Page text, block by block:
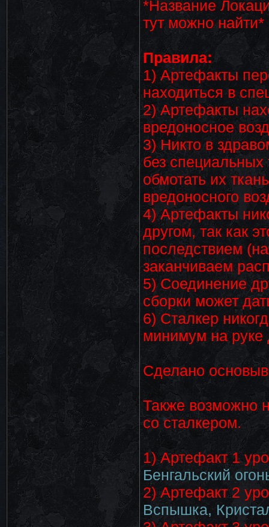
*Название
тут можно найти*
Правила:
1) Артефакты
находиться в
2) Артефакты
вредоносное
3) Никто в
без специальных
обмотать их
вредоносного
4) Артефакты
другом, так как
последствием
заканчиваем
5) Соединение
сборки может
6) Сталкер
минимум на руке
Сделано
Также возможно
со сталкером.
1) Артефакт 1
Бенгальский
2) Артефакт 2
Вспышка,